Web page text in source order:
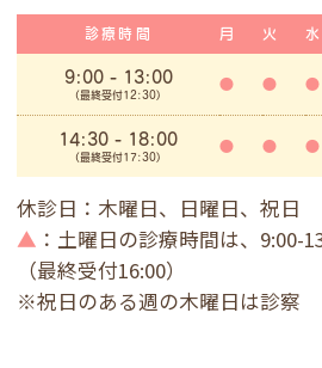
診療時間 月 火 水
9:00- 13:00
(最終受付12:30)
● ● ●
14:30 - 18:00
(最終受付17:30)
● ● ●
休診日：木曜日、日曜日、祝日
▲ ：土曜日の診療時間は、9:00-
（最終受付16:00）
※祝日のある週の木曜日は診察